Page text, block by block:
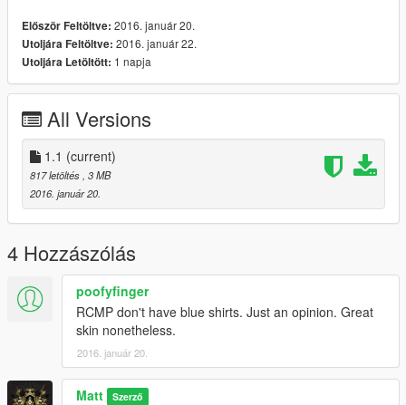
Először Feltöltve: 2016. január 20.
Utoljára Feltöltve: 2016. január 22.
Utoljára Letöltött: 1 napja
All Versions
1.1 (current)
817 letöltés , 3 MB
2016. január 20.
4 Hozzászólás
poofyfinger
RCMP don't have blue shirts. Just an opinion. Great
skin nonetheless.
2016. január 20.
Matt Szerző